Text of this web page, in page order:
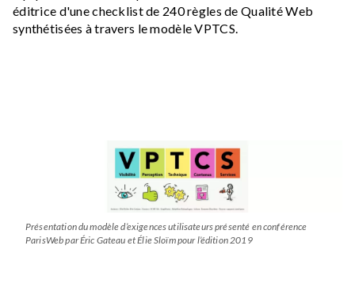
éditrice d'une checklist de 240 règles de Qualité Web
synthétisées à travers le modèle VPTCS.
Présentation du modèle d’exigences utilisateurs présenté en conférence
ParisWeb par Éric Gateau et Élie Sloïm pour l’édition 2019